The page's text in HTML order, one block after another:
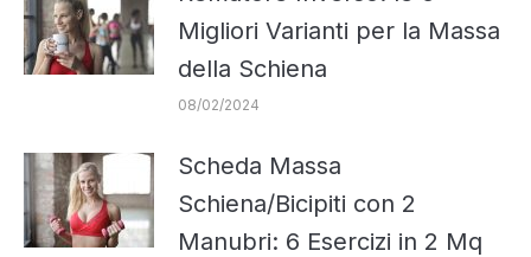
Migliori Varianti per la Massa
della Schiena
08/02/2024
Scheda Massa
Schiena/Bicipiti con 2
Manubri: 6 Esercizi in 2 Mq